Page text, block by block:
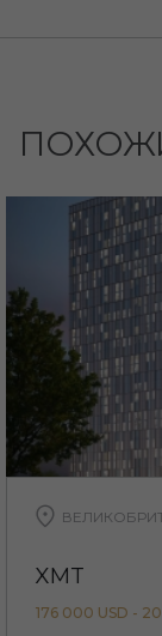
XMT
176 000 USD -